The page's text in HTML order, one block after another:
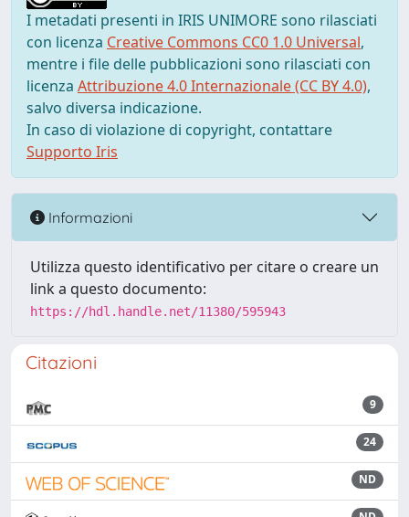
I metadati presenti in IRIS UNIMORE sono rilasciati
con licenza Creative Commons CC0 1.0 Universal,
mentre i file delle pubblicazioni sono rilasciati con
licenza Attribuzione 4.0 Internazionale (CC BY 4.0),
salvo diversa indicazione.
In caso di violazione di copyright, contattare
Supporto Iris
Informazioni
Utilizza questo identificativo per citare o creare un
link a questo documento:
https://hdl.handle.net/11380/595943
Citazioni
9
24
ND